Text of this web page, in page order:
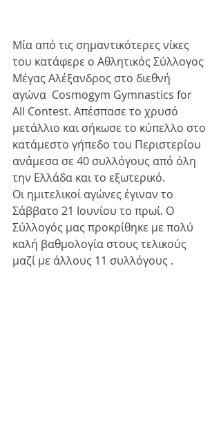
Μία από τις σημαντικότερες νίκες
του κατάφερε ο Αθλητικός Σύλλογος
Μέγας Αλέξανδρος στο διεθνή
αγώνα  Cosmogym Gymnastics for
All Contest. Απέσπασε το χρυσό
μετάλλιο και σήκωσε το κύπελλο στο
κατάμεστο γήπεδο του Περιστερίου
ανάμεσα σε 40 συλλόγους από όλη
την Ελλάδα και το εξωτερικό.
Οι ημιτελικοί αγώνες έγιναν το
Σάββατο 21 Ιουνίου το πρωί. Ο
Σύλλογός μας προκρίθηκε με πολύ
καλή βαθμολογία στους τελικούς
μαζί με άλλους 11 συλλόγους .